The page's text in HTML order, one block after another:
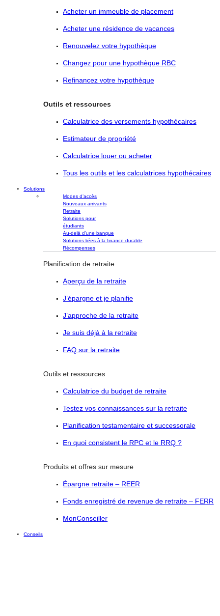
Acheter un immeuble de placement
Acheter une résidence de vacances
Renouvelez votre hypothèque
Changez pour une hypothèque RBC
Refinancez votre hypothèque
Outils et ressources
Calculatrice des versements hypothécaires
Estimateur de propriété
Calculatrice louer ou acheter
Tous les outils et les calculatrices hypothécaires
Solutions
Modes d’accès
Nouveaux arrivants
Retraite
Solutions pour
étudiants
Au-delà d’une banque
Solutions liées à la finance durable
Récompenses
Planification de retraite
Aperçu de la retraite
J’épargne et je planifie
J’approche de la retraite
Je suis déjà à la retraite
FAQ sur la retraite
Outils et ressources
Calculatrice du budget de retraite
Testez vos connaissances sur la retraite
Planification testamentaire et successorale
En quoi consistent le RPC et le RRQ ?
Produits et offres sur mesure
Épargne retraite – REER
Fonds enregistré de revenue de retraite – FERR
MonConseiller
Conseils